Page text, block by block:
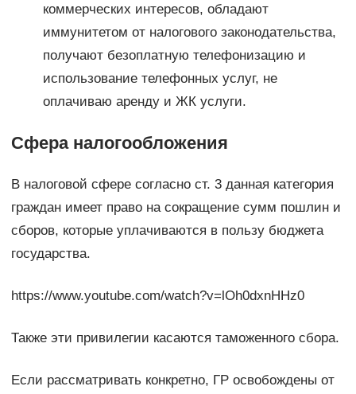
коммерческих интересов, обладают
иммунитетом от налогового законодательства,
получают безоплатную телефонизацию и
использование телефонных услуг, не
оплачиваю аренду и ЖК услуги.
Сфера налогообложения
В налоговой сфере согласно ст. 3 данная категория
граждан имеет право на сокращение сумм пошлин и
сборов, которые уплачиваются в пользу бюджета
государства.
https://www.youtube.com/watch?v=lOh0dxnHHz0
Также эти привилегии касаются таможенного сбора.
Если рассматривать конкретно, ГР освобождены от